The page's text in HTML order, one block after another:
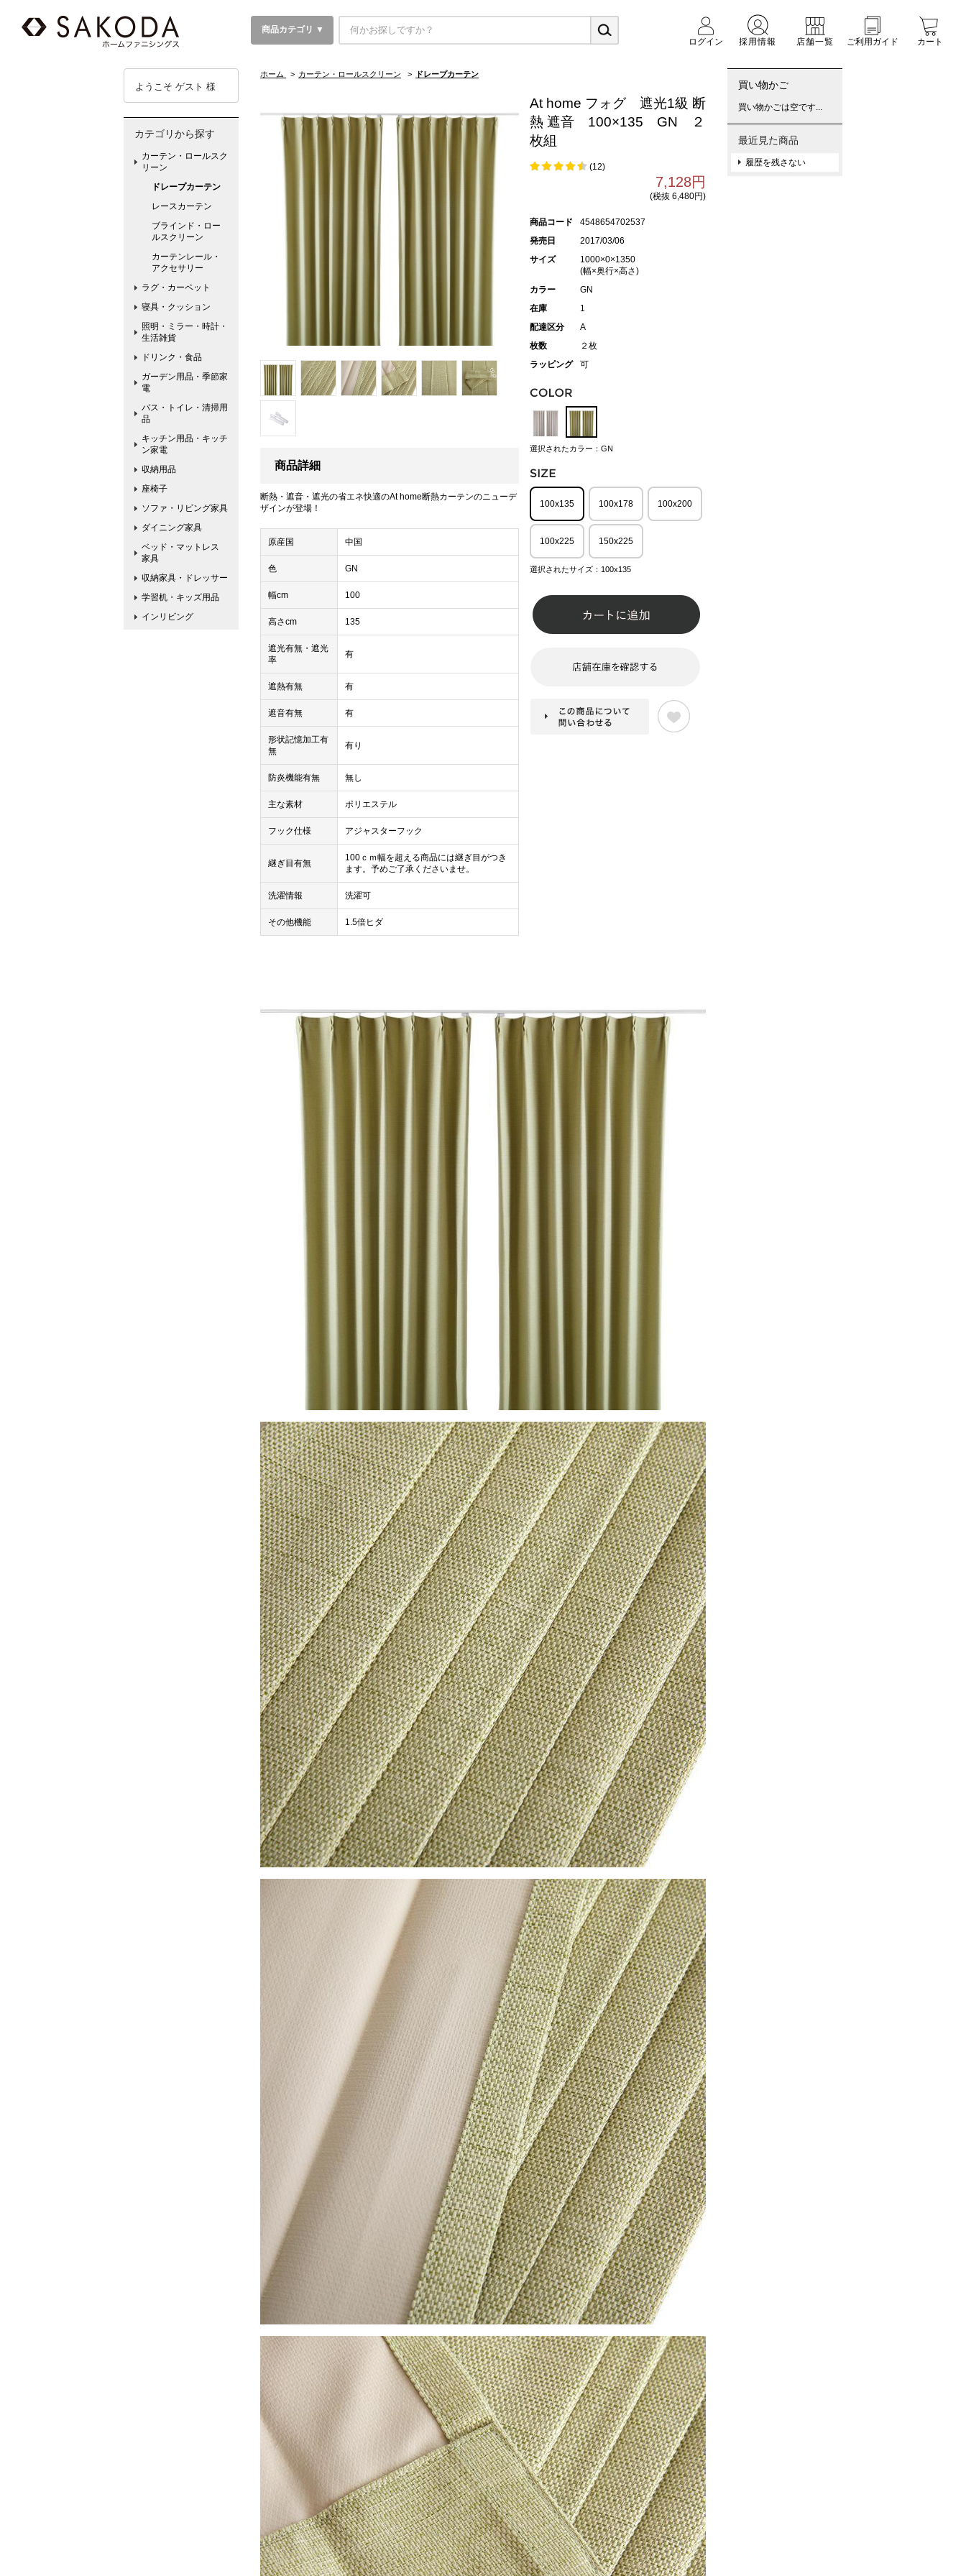
商品カテゴリ ▼
ログイン
採用情報 店舗一覧 ご利用ガイド カート
ホーム > カーテン・ロールスクリーン > ドレープカーテン
商品詳細
断熱・遮音・遮光の省エネ快適のAt home断熱カーテンのニューデ
ザインが登場！
原産国 中国
色 GN
幅cm 100
高さcm 135
遮光有無・遮光
率
有
遮熱有無 有
遮音有無 有
形状記憶加工有
無
有り
防炎機能有無 無し
主な素材 ポリエステル
フック仕様 アジャスターフック
継ぎ目有無
100ｃｍ幅を超える商品には継ぎ目がつき
ます。予めご了承くださいませ。
洗濯情報 洗濯可
その他機能 1.5倍ヒダ
At home フォグ 遮光1級 断
熱 遮音 100×135 GN ２
枚組
(12)
7,128円
(税抜 6,480円)
商品コード
4548654702537
発売日
2017/03/06
サイズ
1000×0×1350
(幅×奥行×高さ)
カラー
GN
在庫
1
配達区分
A
枚数
２枚
ラッピング
可
選択されたカラー：GN
100x135 100x178 100x200
100x225 150x225
選択されたサイズ：100x135
ようこそ ゲスト 様
カテゴリから探す
カーテン・ロールスク
リーン
ドレープカーテン
レースカーテン
ブラインド・ロー
ルスクリーン
カーテンレール・
アクセサリー
ラグ・カーペット
寝具・クッション
照明・ミラー・時計・
生活雑貨
ドリンク・食品
ガーデン用品・季節家
電
バス・トイレ・清掃用
品
キッチン用品・キッチ
ン家電
収納用品
座椅子
ソファ・リビング家具
ダイニング家具
ベッド・マットレス
家具
収納家具・ドレッサー
学習机・キッズ用品
インリビング
買い物かご
買い物かごは空です...
最近見た商品
履歴を残さない